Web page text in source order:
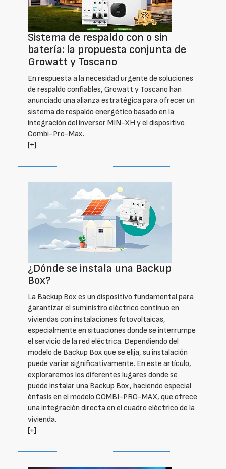
Sistema de respaldo con o sin
batería: la propuesta conjunta de
Growatt y Toscano
En respuesta a la necesidad urgente de soluciones
de respaldo confiables, Growatt y Toscano han
anunciado una alianza estratégica para ofrecer un
sistema de respaldo energético basado en la
integración del inversor MIN-XH y el dispositivo
Combi-Pro-Max.
[+]
¿Dónde se instala una Backup
Box?
La Backup Box es un dispositivo fundamental para
garantizar el suministro eléctrico continuo en
viviendas con instalaciones fotovoltaicas,
especialmente en situaciones donde se interrumpe
el servicio de la red eléctrica. Dependiendo del
modelo de Backup Box que se elija, su instalación
puede variar significativamente. En este artículo,
exploraremos los diferentes lugares donde se
puede instalar una Backup Box, haciendo especial
énfasis en el modelo COMBI-PRO-MAX, que ofrece
una integración directa en el cuadro eléctrico de la
vivienda.
[+]